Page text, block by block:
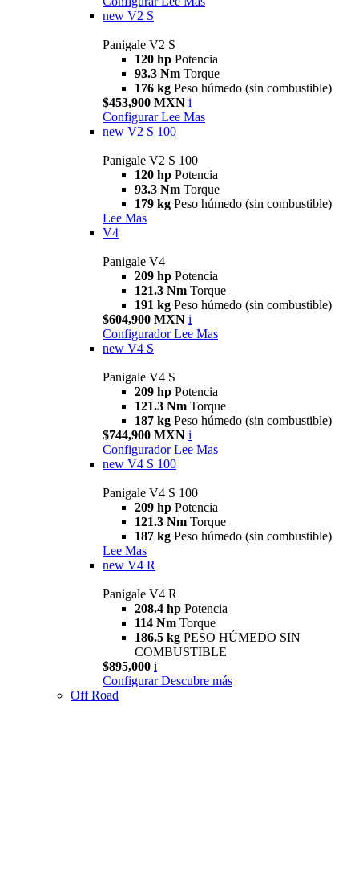
new V2 S
Panigale V2 S
120 hp Potencia
93.3 Nm Torque
176 kg Peso húmedo (sin combustible)
$453,900 MXN i
Configurar Lee Mas
new V2 S 100
Panigale V2 S 100
120 hp Potencia
93.3 Nm Torque
179 kg Peso húmedo (sin combustible)
Lee Mas
V4
Panigale V4
209 hp Potencia
121.3 Nm Torque
191 kg Peso húmedo (sin combustible)
$604,900 MXN i
Configurador Lee Mas
new V4 S
Panigale V4 S
209 hp Potencia
121.3 Nm Torque
187 kg Peso húmedo (sin combustible)
$744,900 MXN i
Configurador Lee Mas
new V4 S 100
Panigale V4 S 100
209 hp Potencia
121.3 Nm Torque
187 kg Peso húmedo (sin combustible)
Lee Mas
new V4 R
Panigale V4 R
208.4 hp Potencia
114 Nm Torque
186.5 kg PESO HÚMEDO SIN
COMBUSTIBLE
$895,000 i
Configurar Descubre más
Off Road